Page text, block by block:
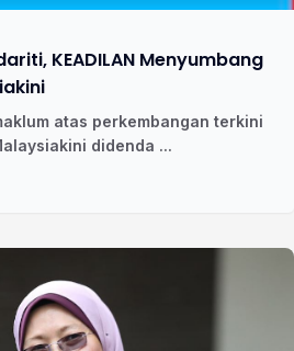
KEADILAN Menyumbang
atas perkembangan terkini
didenda ...